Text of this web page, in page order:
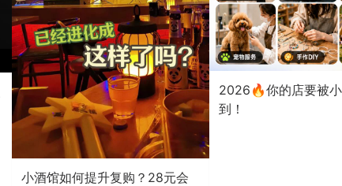
小酒馆如何提升复购？28元会
2026🔥你的店要被
到！